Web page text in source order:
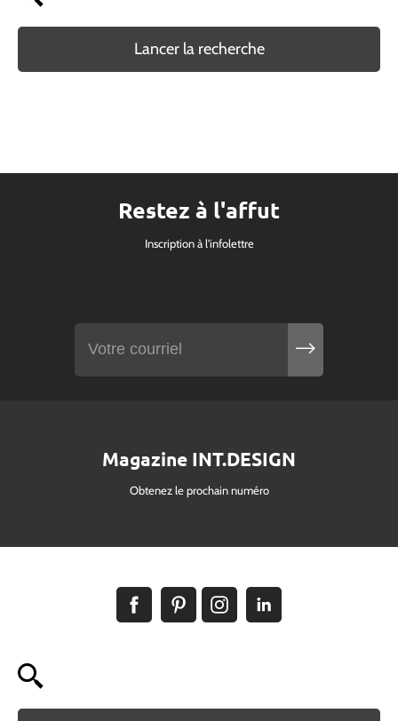
Lancer la recherche
Restez à l'affut
Inscription à l'infolettre
Magazine INT.DESIGN
Obtenez le prochain numéro